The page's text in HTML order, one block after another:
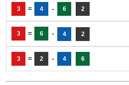
3 = 4 - 6 2
3 = 6 - 4 2
3 = 2 - 4 6